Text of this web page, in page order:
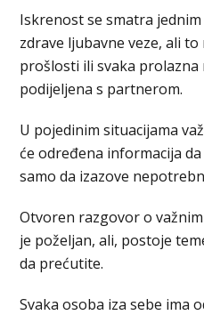
Iskrenost se smatra
zdrave ljubavne veze, ali
prošlosti ili svaka prolazna
podijeljena s partnerom.
U pojedinim situacijama
će određena informacija
samo da izazove
Otvoren razgovor o
je poželjan, ali, postoje
da prećutite.
Svaka osoba iza sebe ima